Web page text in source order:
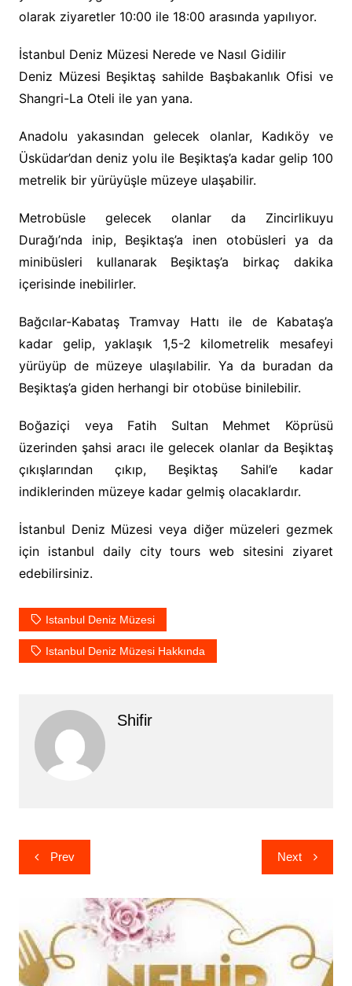
olarak ziyaretler 10:00 ile 18:00 arasında yapılıyor.
İstanbul Deniz Müzesi Nerede ve Nasıl Gidilir
Deniz Müzesi Beşiktaş sahilde Başbakanlık Ofisi ve
Shangri-La Oteli ile yan yana.
Anadolu yakasından gelecek olanlar, Kadıköy ve
Üsküdar’dan deniz yolu ile Beşiktaş’a kadar gelip 100
metrelik bir yürüyüşle müzeye ulaşabilir.
Metrobüsle gelecek olanlar da Zincirlikuyu
Durağı’nda inip, Beşiktaş’a inen otobüsleri ya da
minibüsleri kullanarak Beşiktaş’a birkaç dakika
içerisinde inebilirler.
Bağcılar-Kabataş Tramvay Hattı ile de Kabataş’a
kadar gelip, yaklaşık 1,5-2 kilometrelik mesafeyi
yürüyüp de müzeye ulaşılabilir. Ya da buradan da
Beşiktaş’a giden herhangi bir otobüse binilebilir.
Boğaziçi veya Fatih Sultan Mehmet Köprüsü
üzerinden şahsi aracı ile gelecek olanlar da Beşiktaş
çıkışlarından çıkıp, Beşiktaş Sahil’e kadar
indiklerinden müzeye kadar gelmiş olacaklardır.
İstanbul Deniz Müzesi veya diğer müzeleri gezmek
için istanbul daily city tours web sitesini ziyaret
edebilirsiniz.
Istanbul Deniz Müzesi
Istanbul Deniz Müzesi Hakkında
Shifir
Yazı
gezinmesi
Prev Next